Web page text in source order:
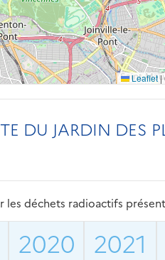
Leaflet|
DU JARDIN DES
les déchets radioactifs
2020 2021